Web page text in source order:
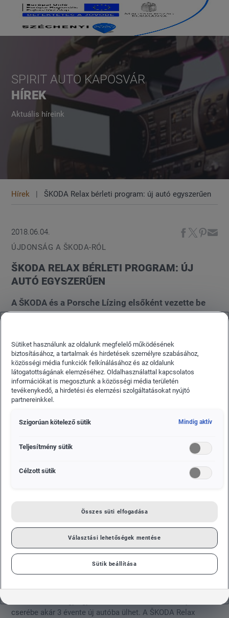
SPIRIT AUTO KAPOSVÁR
HÍREK
Aktuális híreink
Hírek ŠKODA Relax bérleti program: új autó egyszerűen
2018.06.04.
ÚJDONSÁG A ŠKODA-RÓL
ŠKODA RELAX BÉRLETI PROGRAM: ÚJ
AUTÓ EGYSZERŰEN
A ŠKODA és a Porsche Lízing elsőként vezette be
népszerűségnek örvendő privát bérleti
konstrukciót, amivel mindazokat az előnyöket
magánemberként vagy egyéni vállalkozóként is
élvezheti, melyek eddig csak cégek számára voltak
elérhetőek.
Forintért juthat egy 75 lóerős ŠKODA FABIA Ambition 1.0
cserébe akár 3 évente új autóba ülhet. A ŠKODA Relax
Sütiket használunk az oldalunk megfelelő működésének
biztosításához, a tartalmak és hirdetések személyre szabásához,
közösségi média funkciók felkínálásához és az oldalunk
látogatottságának elemzéséhez. Oldalhasználattal kapcsolatos
információkat is megosztunk a közösségi média területén
tevékenykedő, a hirdetési és elemzési szolgáltatásokat nyújtó
partnereinkkel.
Szigorúan kötelező sütik Mindig aktív
Teljesítmény sütik
Célzott sütik
Összes süti elfogadása
Választási lehetőségek mentése
Sütik beállítása